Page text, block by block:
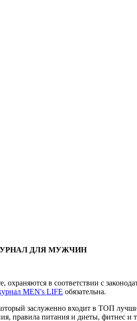
ЖУРНАЛ ДЛЯ МУЖЧИН
охраняются в соответствии с
MEN's LIFE обязательна.
заслуженно входит в ТОП
правила питания и диеты, фитнес